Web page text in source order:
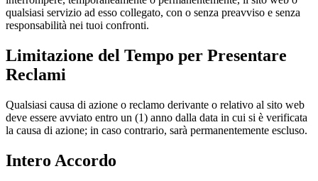
qualsiasi servizio ad esso collegato, con o senza preavviso e senza
responsabilità nei tuoi confronti.
Limitazione del Tempo per Presentare
Reclami
Qualsiasi causa di azione o reclamo derivante o relativo al sito web
deve essere avviato entro un (1) anno dalla data in cui si è verificata
la causa di azione; in caso contrario, sarà permanentemente escluso.
Intero Accordo